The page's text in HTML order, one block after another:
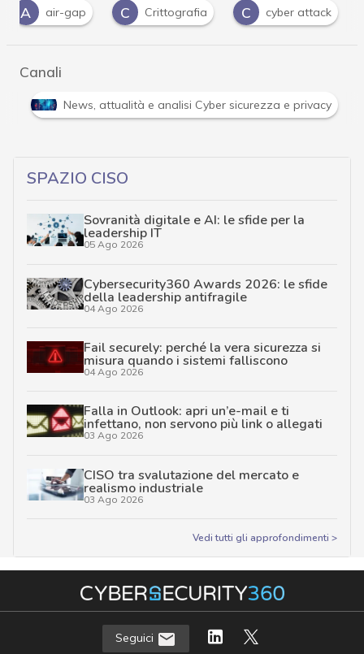
A
air-gap C Crittografia C cyber attack
Canali
Attacchi hacker e Malware: le ultime news in tempo
SPAZIO CISO
Sovranità digitale e AI: le sfide per la
leadership IT
05 Ago 2026
Cybersecurity360 Awards 2026: le sfide
della leadership antifragile
04 Ago 2026
Fail securely: perché la vera sicurezza si
misura quando i sistemi falliscono
04 Ago 2026
Falla in Outlook: apri un’e-mail e ti
infettano, non servono più link o allegati
03 Ago 2026
CISO tra svalutazione del mercato e
realismo industriale
03 Ago 2026
Vedi tutti gli approfondimenti >
Seguici